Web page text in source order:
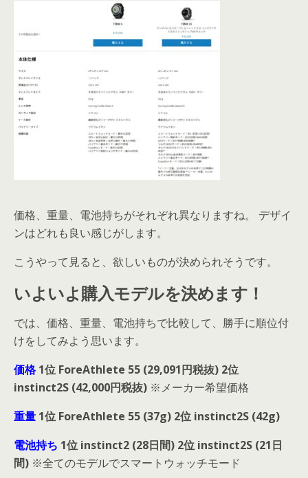
価格、重量、電池持ちがそれぞれ異なりますね。 デザイ
ンはどれも良い感じがします。
こうやって見ると、欲しいものが決められそうです。
いよいよ購入モデルを決めます！
では、価格、重量、電池持ちで比較して、勝手に順位付
けをしてみよう思います。
価格 1位 ForeAthlete 55 (29,091円税抜) 2位
instinct2S (42,000円税抜) ※メーカー希望価格
重量 1位 ForeAthlete 55 (37g) 2位 instinct2S (42g)
電池持ち 1位 instinct2 (28日間) 2位 instinct2S (21日
間) ※全てのモデルでスマートウォッチモード